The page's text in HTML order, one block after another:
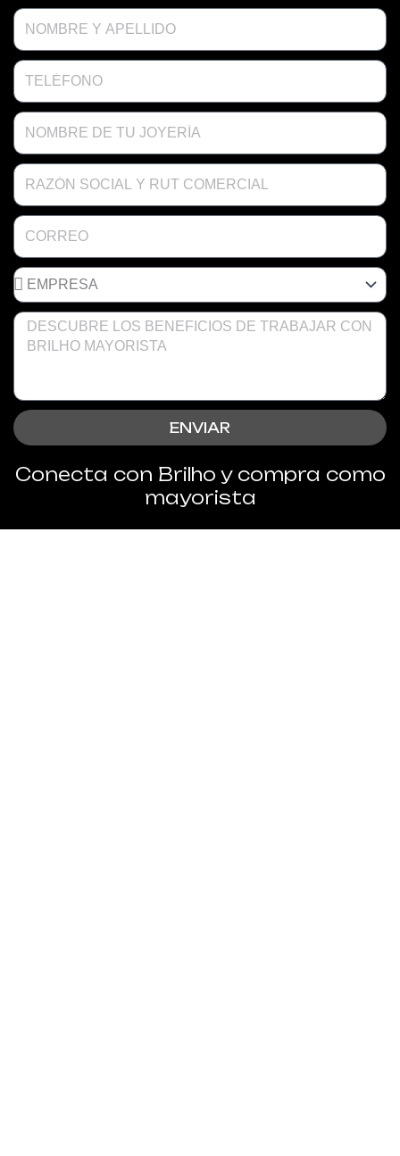
ENVIAR
Conecta con Brilho y compra como
mayorista